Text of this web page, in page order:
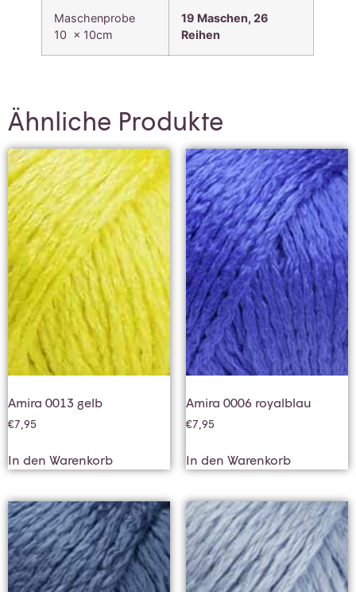
Maschenprobe
10 x 10cm
19 Maschen, 26
Reihen
Ähnliche Produkte
Amira 0013 gelb
€7,95
In den Warenkorb
Amira 0006 royalblau
€7,95
In den Warenkorb